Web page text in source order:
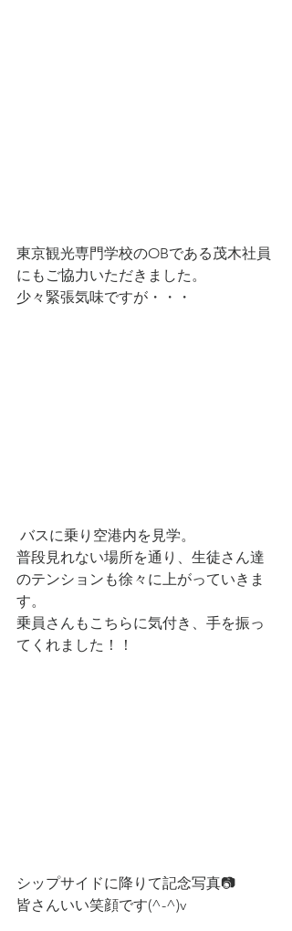
東京観光専門学校のOBである茂木社員
にもご協力いただきました。
少々緊張気味ですが・・・
バスに乗り空港内を見学。
普段見れない場所を通り、生徒さん達
のテンションも徐々に上がっていきま
す。
乗員さんもこちらに気付き、手を振っ
てくれました！！
シップサイドに降りて記念写真📷
皆さんいい笑顔です(^-^)v